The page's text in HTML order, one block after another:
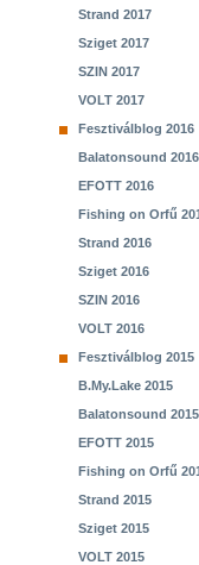
Strand 2017
Sziget 2017
SZIN 2017
VOLT 2017
Fesztiválblog 2016
Balatonsound 2016
EFOTT 2016
Fishing on Orfű
Strand 2016
Sziget 2016
SZIN 2016
VOLT 2016
Fesztiválblog 2015
B.My.Lake 2015
Balatonsound 2015
EFOTT 2015
Fishing on Orfű
Strand 2015
Sziget 2015
VOLT 2015